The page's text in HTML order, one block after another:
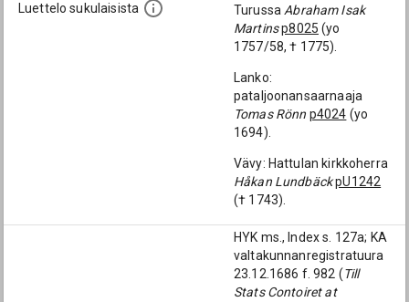
Luettelo sukulaisista
Turussa Abraham Isak
Martinsp8025 (yo
1757/58, † 1775).
Lanko:
pataljoonansaarnaaja
Tomas Rönn p4024 (yo
1694).
Vävy: Hattulan kirkkoherra
Håkan LundbäckpU1242
(† 1743).
HYK ms., Index s. 127a; KA
valtakunnanregistratuura
23.12.1686 f. 982 (Till
Stats Contoiret at